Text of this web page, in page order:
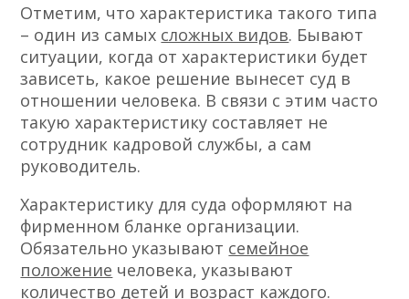
Отметим, что характеристика такого типа
– один из самых сложных видов. Бывают
ситуации, когда от характеристики будет
зависеть, какое решение вынесет суд в
отношении человека. В связи с этим часто
такую характеристику составляет не
сотрудник кадровой службы, а сам
руководитель.
Характеристику для суда оформляют на
фирменном бланке организации.
Обязательно указывают семейное
положение человека, указывают
количество детей и возраст каждого.